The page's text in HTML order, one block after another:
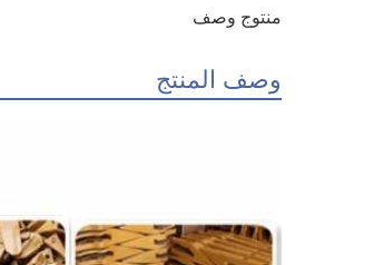
منتوج وصف
وصف المنتج